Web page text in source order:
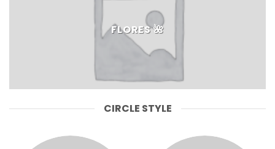
FLORES 🌺​
CIRCLE STYLE